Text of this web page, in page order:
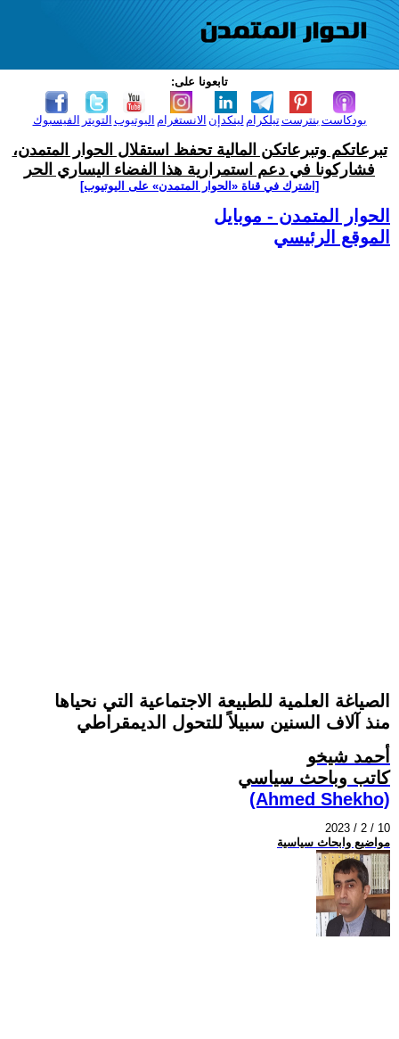
تابعونا على:
الفيسبوك التويتر اليوتيوب الانستغرام لينكدإن تيلكرامبنترست بودكاست
تبرعاتكم وتبرعاتكن المالية تحفظ استقلال الحوار المتمدن،
فشاركونا في دعم استمرارية هذا الفضاء اليساري الحر
[اشترك في قناة ‫«الحوار المتمدن» على اليوتيوب]
الحوار المتمدن - موبايل
الموقع الرئيسي
الصياغة العلمية للطبيعة الاجتماعية التي نحياها
منذ آلاف السنين سبيلاً للتحول الديمقراطي
أحمد شيخو
كاتب وباحث سياسي
(Ahmed Shekho)
2023 / 2 / 10
مواضيع وابحاث سياسية